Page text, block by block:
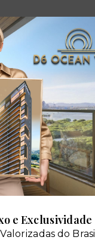
e Exclusividade
do Brasil